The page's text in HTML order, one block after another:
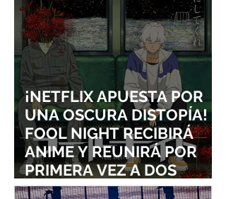
¡NETFLIX APUESTA POR
UNA OSCURA DISTOPÍA!
FOOL NIGHT RECIBIRÁ
ANIME Y REUNIRÁ POR
PRIMERA VEZ A DOS
ESTUDIOS LEGENDARIOS